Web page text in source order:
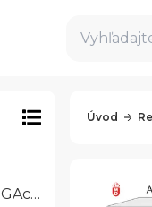
Dopravníkové pásy MEGAcon
Úvod